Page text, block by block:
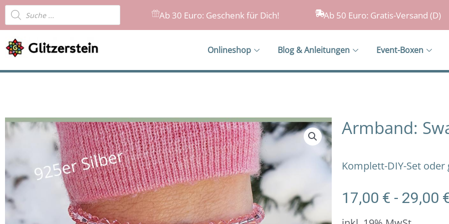
Zum
Inhalt
springen
Products
search Ab 30 Euro: Geschenk für Dich! Ab 50 Euro: Gratis-Versand (D)
Onlineshop Blog & Anleitungen Event-Boxen
Armband:
Komplett-DIY-Set
17,00 € - 29,00